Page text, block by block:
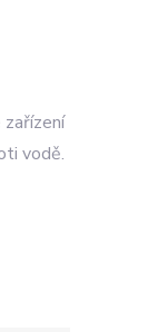
vodě.